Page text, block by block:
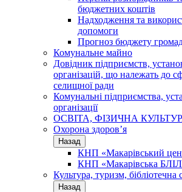
бюджетних коштів
Надходження та
допомоги
Прогноз бюджету
Комунальне майно
Довідник підприємств,
організацій, що належать до
селищної ради
Комунальні підприємства,
організації
ОСВІТА, ФІЗИЧНА
Охорона здоров’я
Назад
КНП «Макарівський
КНП «Макарівська
Культура, туризм, бібліотечна
Назад